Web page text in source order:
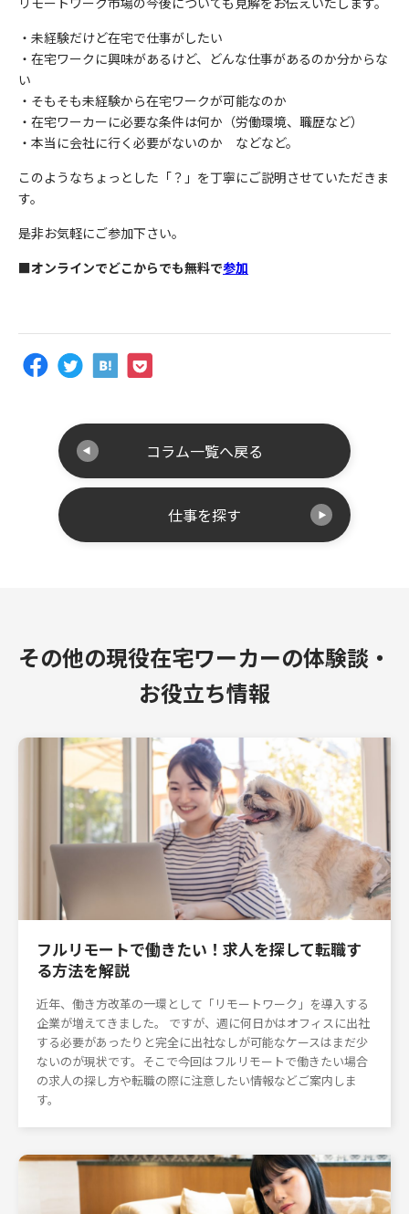
・未経験だけど在宅で仕事がしたい
・在宅ワークに興味があるけど、どんな仕事があるのか分からな
い
・そもそも未経験から在宅ワークが可能なのか
・在宅ワーカーに必要な条件は何か（労働環境、職歴など）
・本当に会社に行く必要がないのか などなど。
このようなちょっとした「？」を丁寧にご説明させていただきま
す。
是非お気軽にご参加下さい。
■オンラインでどこからでも無料で参加
コラム一覧へ戻る
仕事を探す
その他の現役在宅ワーカーの体験談・
お役立ち情報
フルリモートで働きたい！求人を探して転職す
る方法を解説
近年、働き方改革の一環として「リモートワーク」を導入する
企業が増えてきました。 ですが、週に何日かはオフィスに出社
する必要があったりと完全に出社なしが可能なケースはまだ少
ないのが現状です。そこで今回はフルリモートで働きたい場合
の求人の探し方や転職の際に注意したい情報などご案内しま
す。